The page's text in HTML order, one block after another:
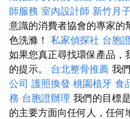
師服務 室內設計師 新竹月
意識的消費者協會的專家的
色洗滌！ 私家偵探社 台胞
如果您真正尋找環保產品，
的提示。 台北整骨推薦 我
公司 護照換發 桃園植牙 食
務 台胞證辦理 我們的目標
的主要方面向任何人，任何